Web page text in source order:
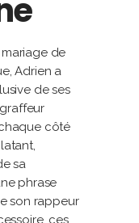
de
Adrien a
de ses
côté
sa
phrase
son rappeur
ces